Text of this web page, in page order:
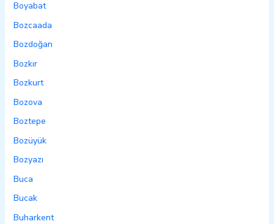
Boyabat
Bozcaada
Bozdoğan
Bozkır
Bozkurt
Bozova
Boztepe
Bozüyük
Bozyazı
Buca
Bucak
Buharkent